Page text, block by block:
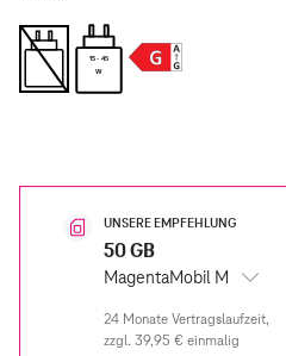
15 - 45
W
UNSERE EMPFEHLUNG
50 GB
MagentaMobil M
zzgl. 39,95 € einmalig